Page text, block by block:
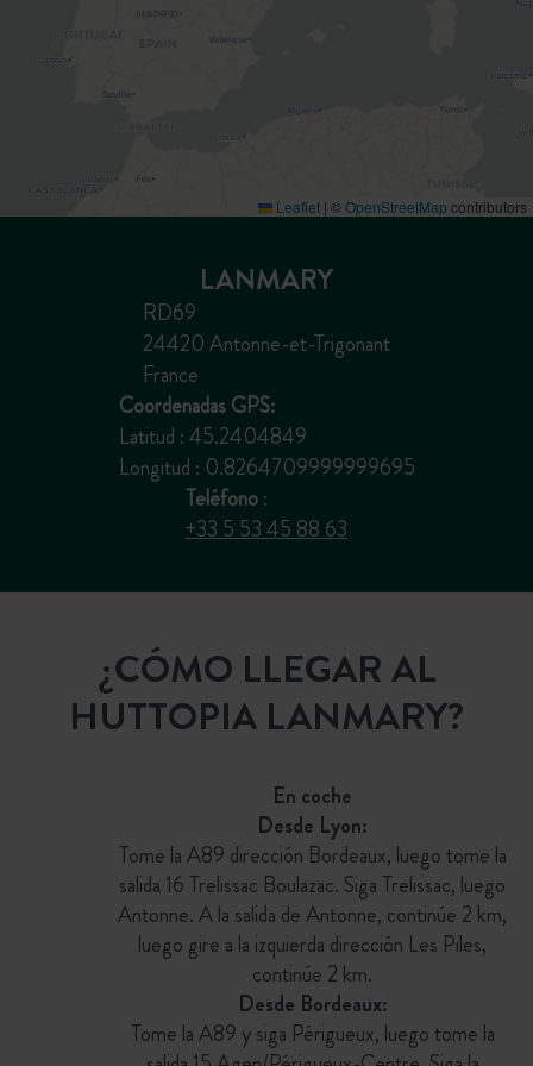
Leaflet | ©OpenStreetMap contributors
LANMARY
RD69
24420 Antonne-et-Trigonant
France
Coordenadas GPS:
Latitud : 45.2404849
Longitud : 0.8264709999999695
Teléfono:
+33 5 53 45 88 63
¿CÓMO LLEGAR AL
HUTTOPIA LANMARY?
En coche
Desde Lyon:
Tome la A89 dirección Bordeaux, luego tome la
salida 16 Trelissac Boulazac. Siga Trelissac, luego
Antonne. A la salida de Antonne, continúe 2 km,
luego gire a la izquierda dirección Les Piles,
continúe 2 km.
Desde Bordeaux:
Tome la A89 y siga Périgueux, luego tome la